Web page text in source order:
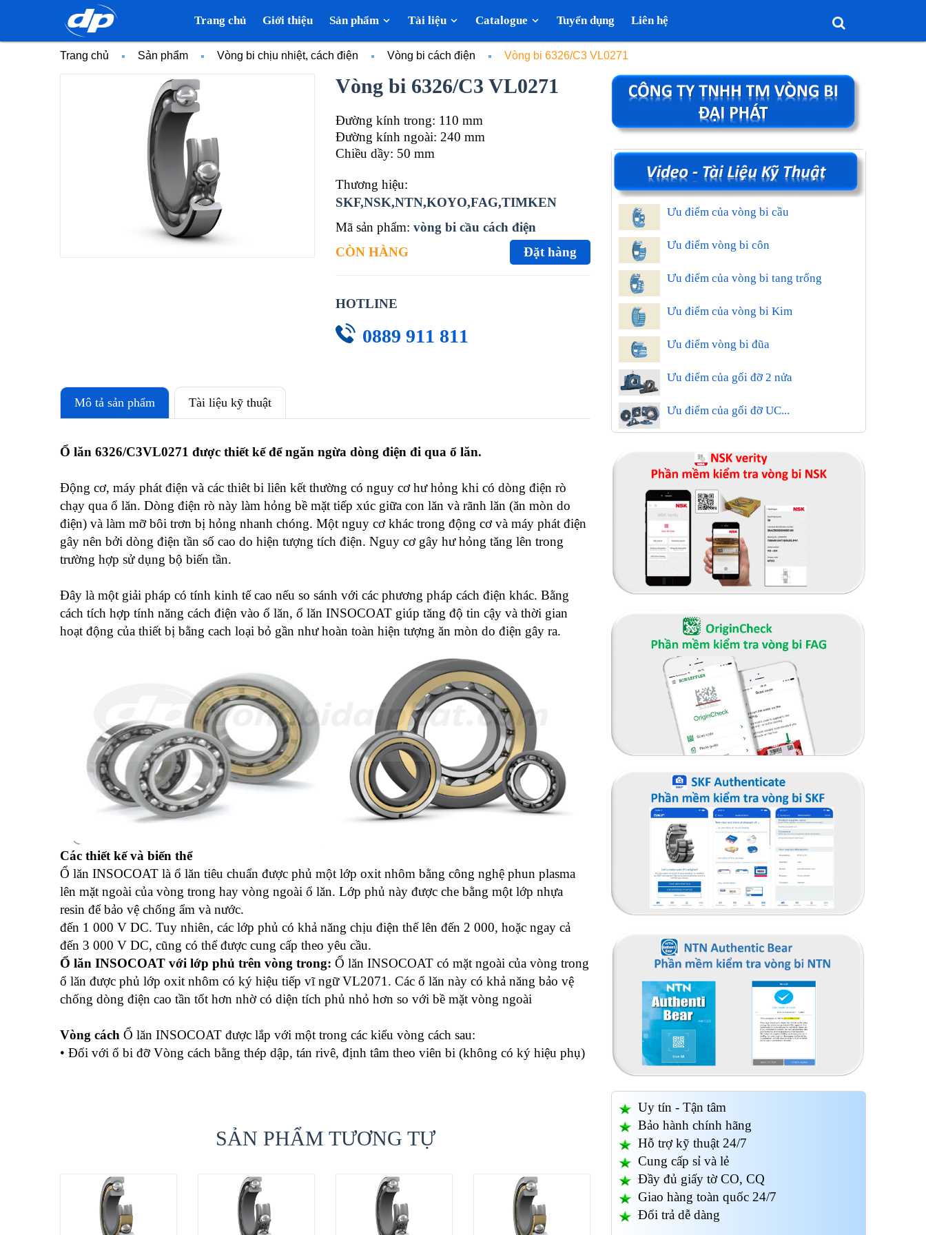
Trang chủ Giới thiệu Sản phẩm Tài liệu Catalogue Tuyển dụng Liên hệ
Trang chủ Sản phẩm Vòng bi chịu nhiệt, cách điện Vòng bi cách điện Vòng bi 6326/C3 VL0271
Vòng bi 6326/C3 VL0271
Đường kính trong: 110 mm
Đường kính ngoài: 240 mm
Chiều dầy: 50 mm
Thương hiệu:
SKF,NSK,NTN,KOYO,FAG,TIMKEN
Mã sản phẩm: vòng bi cầu cách điện
CÒN HÀNG
Đặt hàng
HOTLINE
0889 911 811
Mô tả sản phẩm Tài liệu kỹ thuật
Ổ lăn 6326/C3VL0271 được thiết kế để ngăn ngừa dòng điện đi qua ổ lăn.
Động cơ, máy phát điện và các thiêt bi liên kết thường có nguy cơ hư hỏng khi có dòng điện rò
chạy qua ổ lăn. Dòng điện rò này làm hỏng bề mặt tiếp xúc giữa con lăn và rãnh lăn (ăn mòn do
điện) và làm mỡ bôi trơn bị hỏng nhanh chóng. Một nguy cơ khác trong động cơ và máy phát điện
gây nên bởi dòng điện tần số cao do hiện tượng tích điện. Nguy cơ gây hư hỏng tăng lên trong
trường hợp sử dụng bộ biến tần.
Đây là một giải pháp có tính kinh tế cao nếu so sánh với các phương pháp cách điện khác. Bằng
cách tích hợp tính năng cách điện vào ổ lăn, ổ lăn INSOCOAT giúp tăng độ tin cậy và thời gian
hoạt động của thiết bị bằng cach loại bỏ gần như hoàn toàn hiện tượng ăn mòn do điện gây ra.
Các thiết kế và biến thể
Ổ lăn INSOCOAT là ổ lăn tiêu chuẩn được phủ một lớp oxit nhôm bằng công nghệ phun plasma
lên mặt ngoài của vòng trong hay vòng ngoài ổ lăn. Lớp phủ này được che bằng một lớp nhựa
resin để bảo vệ chống ẩm và nước.
đến 1 000 V DC. Tuy nhiên, các lớp phủ có khả năng chịu điện thế lên đến 2 000, hoặc ngay cả
đến 3 000 V DC, cũng có thể được cung cấp theo yêu cầu.
Ổ lăn INSOCOAT với lớp phủ trên vòng trong: Ổ lăn INSOCOAT có mặt ngoài của vòng trong
ổ lăn được phủ lớp oxit nhôm có ký hiệu tiếp vĩ ngữ VL2071. Các ổ lăn này có khả năng bảo vệ
chống dòng điện cao tần tốt hơn nhờ có diện tích phủ nhỏ hơn so với bề mặt vòng ngoài
Vòng cách Ổ lăn INSOCOAT được lắp với một trong các kiểu vòng cách sau:
• Đối với ổ bi đỡ Vòng cách bằng thép dập, tán rivê, định tâm theo viên bi (không có ký hiệu phụ)
SẢN PHẨM TƯƠNG TỰ
Ưu điểm của vòng bi cầu
Ưu điểm vòng bi côn
Ưu điểm của vòng bi tang trống
Ưu điểm của vòng bi Kim
Ưu điểm vòng bi đũa
Ưu điểm của gối đỡ 2 nửa
Ưu điểm của gối đỡ UC...
Uy tín - Tận tâm
Bảo hành chính hãng
Hỗ trợ kỹ thuật 24/7
Cung cấp sỉ và lẻ
Đầy đủ giấy tờ CO, CQ
Giao hàng toàn quốc 24/7
Đổi trả dễ dàng